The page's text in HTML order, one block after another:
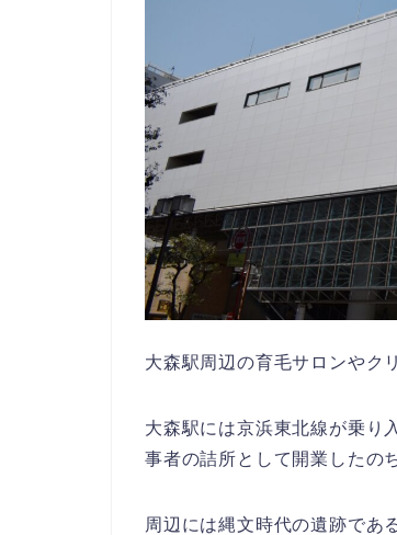
大森駅周辺の育毛サロンやク
大森駅には京浜東北線が乗り
事者の詰所として開業したの
周辺には縄文時代の遺跡であ